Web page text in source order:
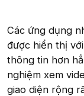
Các ứng dụng
được hiển thị
thông tin hơn
nghiệm xem
giao diện rộng